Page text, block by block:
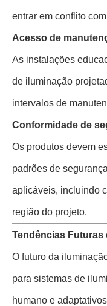
entrar em conflito
Acesso de
As instalações
de iluminação
intervalos de
Conformidade de
Os produtos devem
padrões de
aplicáveis, incluindo
região do projeto.
Tendências Futuras
O futuro da
para sistemas de
humano e